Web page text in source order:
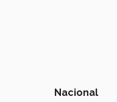
Nacional